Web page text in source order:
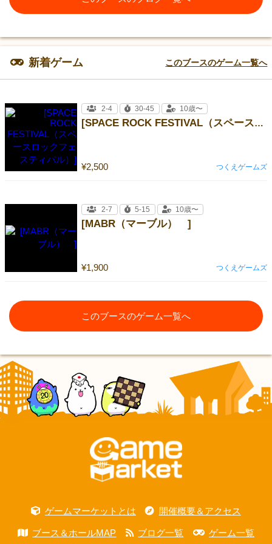
新着ゲーム このブースのゲーム一覧へ
[SPACE ROCK FESTIVAL（スペースロックフェスティバル）]
¥2,500
2-4 30-45 10歳〜
つくえゲームズ
[MABR（マーブル） ]
¥1,900
2-7 5-15 10歳〜
つくえゲームズ
このブースのゲーム一覧へ
ゲームマーケットとは 開催概要＆アクセス
ブース＆ホールMAP ブログ一覧 ゲーム一覧